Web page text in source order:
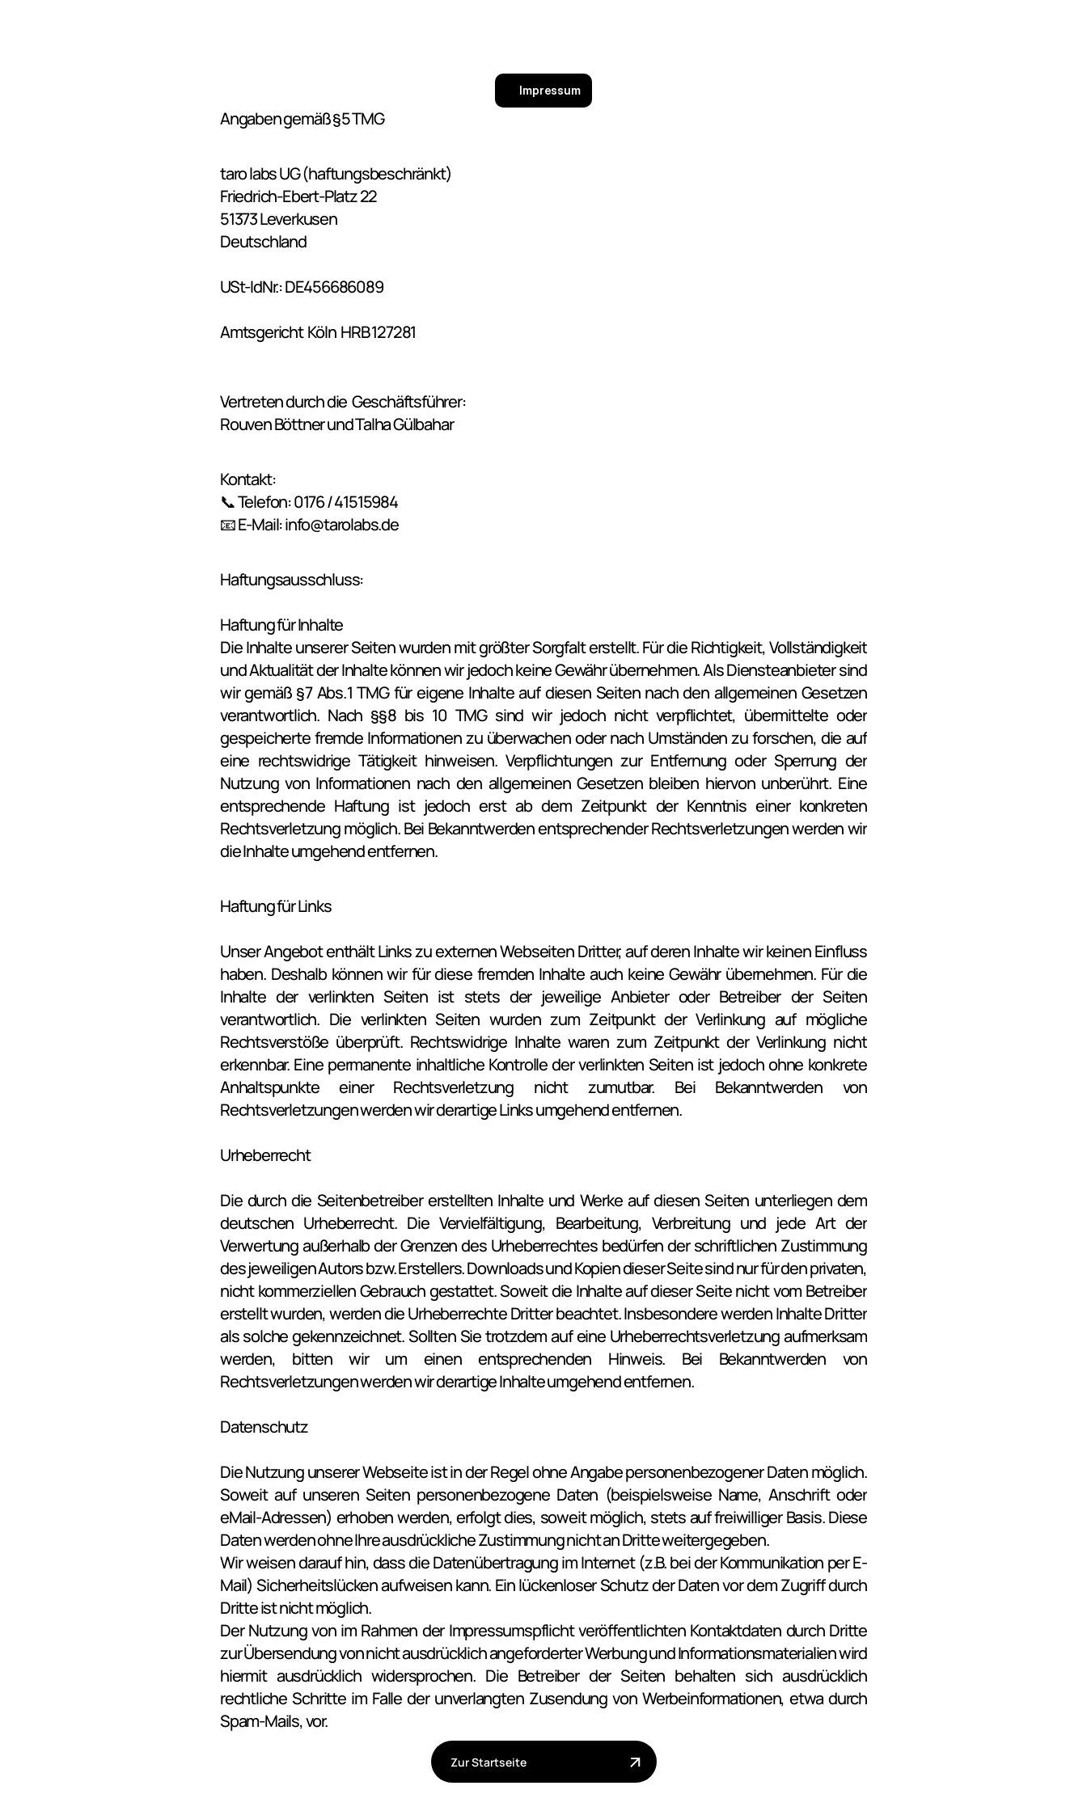
Impressum
Angaben gemäß § 5 TMG
taro labs UG (haftungsbeschränkt)
Friedrich-Ebert-Platz 22
51373 Leverkusen
Deutschland
USt-IdNr.: DE456686089
Amtsgericht  Köln  HRB 127281
Vertreten durch die  Geschäftsführer:
Rouven Böttner und Talha Gülbahar
Kontakt:
📞 Telefon: 0176 / 41515984
📧 E-Mail: info@tarolabs.de
Haftungsausschluss:
Haftung für Inhalte
Die Inhalte unserer Seiten wurden mit größter Sorgfalt erstellt. Für die Richtigkeit, Vollständigkeit
und Aktualität der Inhalte können wir jedoch keine Gewähr übernehmen. Als Diensteanbieter sind
wir gemäß § 7 Abs. 1 TMG für eigene Inhalte auf diesen Seiten nach den allgemeinen Gesetzen
verantwortlich. Nach §§ 8 bis 10 TMG sind wir jedoch nicht verpflichtet, übermittelte oder
gespeicherte fremde Informationen zu überwachen oder nach Umständen zu forschen, die auf
eine rechtswidrige Tätigkeit hinweisen. Verpflichtungen zur Entfernung oder Sperrung der
Nutzung von Informationen nach den allgemeinen Gesetzen bleiben hiervon unberührt. Eine
entsprechende Haftung ist jedoch erst ab dem Zeitpunkt der Kenntnis einer konkreten
Rechtsverletzung möglich. Bei Bekanntwerden entsprechender Rechtsverletzungen werden wir
die Inhalte umgehend entfernen.
Haftung für Links
Unser Angebot enthält Links zu externen Webseiten Dritter, auf deren Inhalte wir keinen Einfluss
haben. Deshalb können wir für diese fremden Inhalte auch keine Gewähr übernehmen. Für die
Inhalte der verlinkten Seiten ist stets der jeweilige Anbieter oder Betreiber der Seiten
verantwortlich. Die verlinkten Seiten wurden zum Zeitpunkt der Verlinkung auf mögliche
Rechtsverstöße überprüft. Rechtswidrige Inhalte waren zum Zeitpunkt der Verlinkung nicht
erkennbar. Eine permanente inhaltliche Kontrolle der verlinkten Seiten ist jedoch ohne konkrete
Anhaltspunkte einer Rechtsverletzung nicht zumutbar. Bei Bekanntwerden von
Rechtsverletzungen werden wir derartige Links umgehend entfernen.
Urheberrecht
Die durch die Seitenbetreiber erstellten Inhalte und Werke auf diesen Seiten unterliegen dem
deutschen Urheberrecht. Die Vervielfältigung, Bearbeitung, Verbreitung und jede Art der
Verwertung außerhalb der Grenzen des Urheberrechtes bedürfen der schriftlichen Zustimmung
des jeweiligen Autors bzw. Erstellers. Downloads und Kopien dieser Seite sind nur für den privaten,
nicht kommerziellen Gebrauch gestattet. Soweit die Inhalte auf dieser Seite nicht vom Betreiber
erstellt wurden, werden die Urheberrechte Dritter beachtet. Insbesondere werden Inhalte Dritter
als solche gekennzeichnet. Sollten Sie trotzdem auf eine Urheberrechtsverletzung aufmerksam
werden, bitten wir um einen entsprechenden Hinweis. Bei Bekanntwerden von
Rechtsverletzungen werden wir derartige Inhalte umgehend entfernen.
Datenschutz
Die Nutzung unserer Webseite ist in der Regel ohne Angabe personenbezogener Daten möglich.
Soweit auf unseren Seiten personenbezogene Daten (beispielsweise Name, Anschrift oder
eMail-Adressen) erhoben werden, erfolgt dies, soweit möglich, stets auf freiwilliger Basis. Diese
Daten werden ohne Ihre ausdrückliche Zustimmung nicht an Dritte weitergegeben.
Wir weisen darauf hin, dass die Datenübertragung im Internet (z.B. bei der Kommunikation per E-
Mail) Sicherheitslücken aufweisen kann. Ein lückenloser Schutz der Daten vor dem Zugriff durch
Dritte ist nicht möglich.
Der Nutzung von im Rahmen der Impressumspflicht veröffentlichten Kontaktdaten durch Dritte
zur Übersendung von nicht ausdrücklich angeforderter Werbung und Informationsmaterialien wird
hiermit ausdrücklich widersprochen. Die Betreiber der Seiten behalten sich ausdrücklich
rechtliche Schritte im Falle der unverlangten Zusendung von Werbeinformationen, etwa durch
Spam-Mails, vor.
Zur Startseite